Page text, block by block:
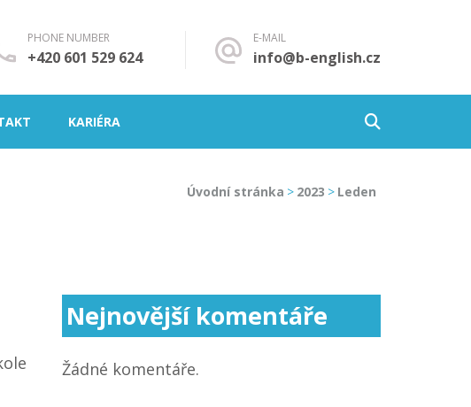
PHONE NUMBER
+420 601 529 624
E-MAIL
info@b-english.cz
KARIÉRA
Úvodní stránka > 2023 > Leden
Nejnovější komentáře
Žádné komentáře.